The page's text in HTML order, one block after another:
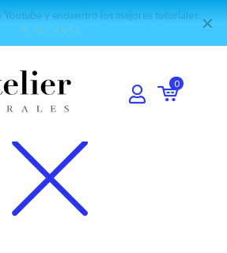
Youtube y encuentro los mejores tutoriales:
IR AL CANAL ✕
0